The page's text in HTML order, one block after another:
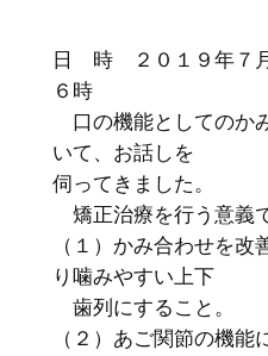
日 時 ２０１９年７
６時
口の機能としてのか
いて、お話しを
伺ってきました。
矯正治療を行う意義
（１）かみ合わせを改
り噛みやすい上下
歯列にすること。
（２）あご関節の機能